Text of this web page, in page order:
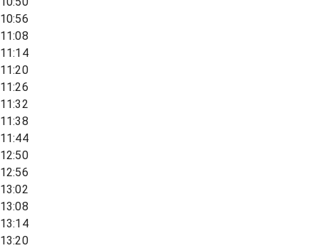
10:56
11:08
11:14
11:20
11:26
11:32
11:38
11:44
12:50
12:56
13:02
13:08
13:14
13:20